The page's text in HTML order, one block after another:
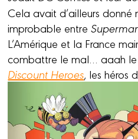
Cela avait d’ailleurs donné
improbable entre
L’Amérique et la France
combattre le mal… aaah le
Discount Heroes, les héros